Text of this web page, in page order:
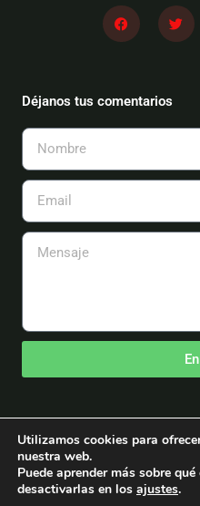
F
a
c
k
T
w
i
Déjanos tus comentarios
Nombre
Email
Mensaje
Copyright © 2026
Powered by Asociación
Utilizamos cookies para
nuestra web.
Puede aprender más sobre
desactivarlas en los ajustes.